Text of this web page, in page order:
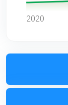
2020